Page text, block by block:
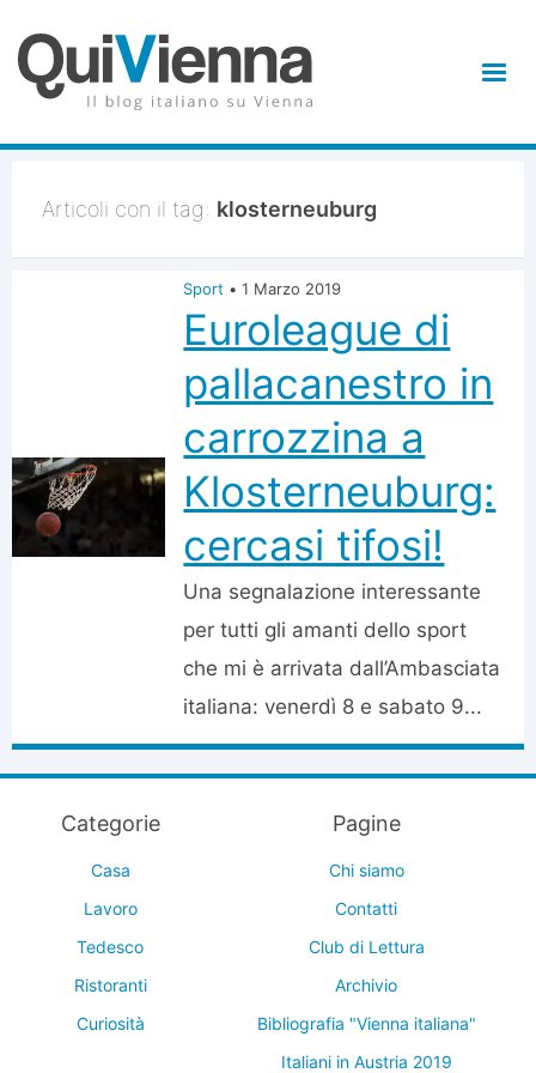
Articoli con il tag: klosterneuburg
Sport • 1 Marzo 2019
Euroleague di
pallacanestro in
carrozzina a
Klosterneuburg:
cercasi tifosi!
Una segnalazione interessante
per tutti gli amanti dello sport
che mi è arrivata dall’Ambasciata
italiana: venerdì 8 e sabato 9...
Categorie
Casa
Lavoro
Tedesco
Ristoranti
Curiosità
Pagine
Chi siamo
Contatti
Club di Lettura
Archivio
Bibliografia "Vienna italiana"
Italiani in Austria 2019